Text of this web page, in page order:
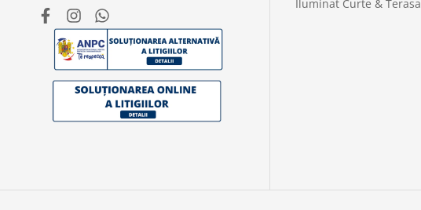
Iluminat Curte & Terasa